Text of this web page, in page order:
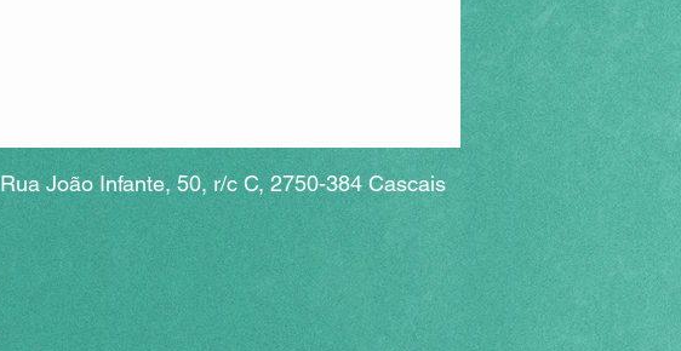
Rua João Infante, 50, r/c C, 2750-384 Cascais